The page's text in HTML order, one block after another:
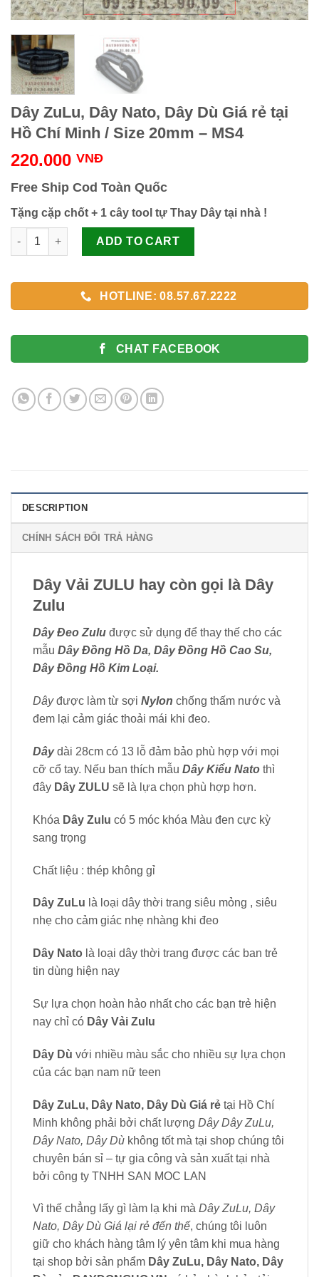
Dây ZuLu, Dây Nato, Dây Dù Giá rẻ tại
Hồ Chí Minh / Size 20mm – MS4
220.000 VNĐ
Free Ship Cod Toàn Quốc
Tặng cặp chốt + 1 cây tool tự Thay Dây tại nhà !
Dây ZuLu, Dây Nato, Dây Dù Giá rẻ tại Hồ Chí Minh / Size
ADD TO CART
HOTLINE: 08.57.67.2222
CHAT FACEBOOK
DESCRIPTION
CHÍNH SÁCH ĐỔI TRẢ HÀNG
Dây Vải ZULU hay còn gọi là Dây
Zulu
Dây Đeo Zulu được sử dụng để thay thế cho các
mẫu Dây Đồng Hồ Da, Dây Đồng Hồ Cao Su,
Dây Đồng Hồ Kim Loại.
Dâyđược làm từ sợi Nylon chống thấm nước và
đem lại cảm giác thoải mái khi đeo.
Dâydài 28cm có 13 lỗ đảm bảo phù hợp với mọi
cỡ cổ tay. Nếu ban thích mẫu Dây Kiểu Nato thì
đây Dây ZULU sẽ là lựa chọn phù hợp hơn.
Khóa Dây Zulu có 5 móc khóa Màu đen cực kỳ
sang trọng
Chất liệu : thép không gỉ
Dây ZuLu là loại dây thời trang siêu mỏng , siêu
nhẹ cho cảm giác nhẹ nhàng khi đeo
Dây Nato là loại dây thời trang được các ban trẻ
tin dùng hiện nay
Sự lựa chọn hoàn hảo nhất cho các bạn trẻ hiện
nay chỉ có Dây Vải Zulu
Dây Dù với nhiều màu sắc cho nhiều sự lựa chọn
của các bạn nam nữ teen
Dây ZuLu, Dây Nato, Dây Dù Giá rẻ tại Hồ Chí
Minh không phải bởi chất lượng Dây Dây ZuLu,
Dây Nato, Dây Dù không tốt mà tại shop chúng tôi
chuyên bán sỉ – tự gia công và sản xuất tại nhà
bởi công ty TNHH SAN MOC LAN
Vì thế chẳng lấy gì làm lạ khi mà Dây ZuLu, Dây
Nato, Dây Dù Giá lại rẻ đến thế, chúng tôi luôn
giữ cho khách hàng tâm lý yên tâm khi mua hàng
tại shop bởi sản phẩm Dây ZuLu, Dây Nato, Dây